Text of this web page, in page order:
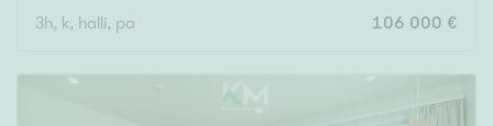
3h, k, halli, pa 106 000 €